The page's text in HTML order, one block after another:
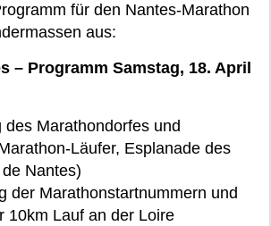
für den Nantes-Marathon
aus:
– Programm Samstag, 18. April
des Marathondorfes und
Läufer, Esplanade des
Nantes)
der Marathonstartnummern und
10km Lauf an der Loire